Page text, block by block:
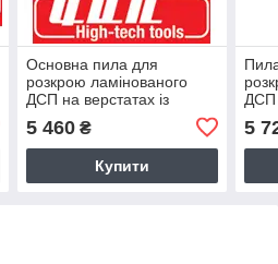
Основна пила для
розкрою ламінованого
ДСП на верстатах із
підрізним вузлом, D = 300
мм (GDA, Італія)
5 460₴
Купити
ДСП
5